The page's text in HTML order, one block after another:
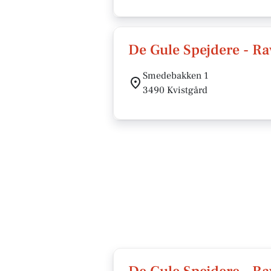
De Gule Spejdere -
Smedebakken 1
3490 Kvistgård